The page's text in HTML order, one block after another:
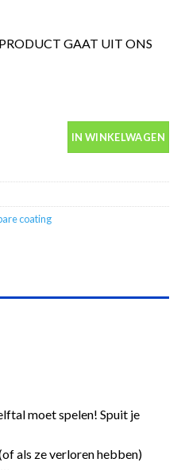
GAAT UIT ONS
IN WINKELWAGEN
coating
moet spelen! Spuit je
als ze verloren hebben)